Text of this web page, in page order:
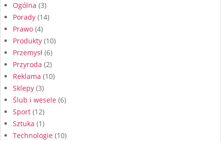
Ogólna (3)
Porady (14)
Prawo (4)
Produkty (10)
Przemysł (6)
Przyroda (2)
Reklama (10)
Sklepy (3)
Ślub i wesele (6)
Sport (12)
Sztuka (1)
Technologie (10)